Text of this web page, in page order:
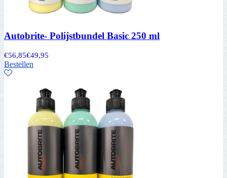
Autobrite- Polijstbundel Basic 250 ml
€56,85€49,95
Bestellen